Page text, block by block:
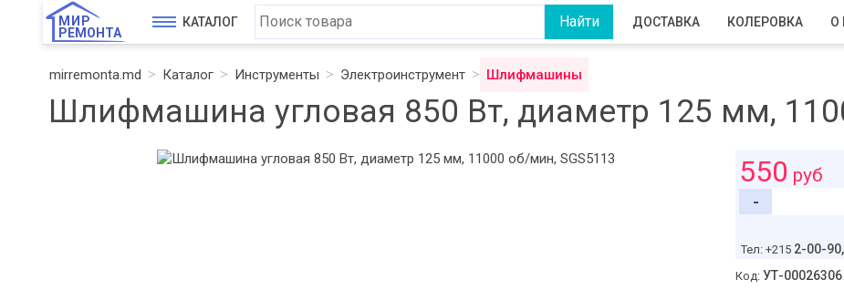
МИР
РЕМОНТА
КАТАЛОГ ДОСТАВКА КОЛЕРОВКА О
mirremonta.md Каталог Инструменты Электроинструмент Шлифмашины
Шлифмашина угловая 850 Вт, диаметр 125 мм,
550 руб
-
Тел: +215 2-00-90,
Код: УТ-00026306